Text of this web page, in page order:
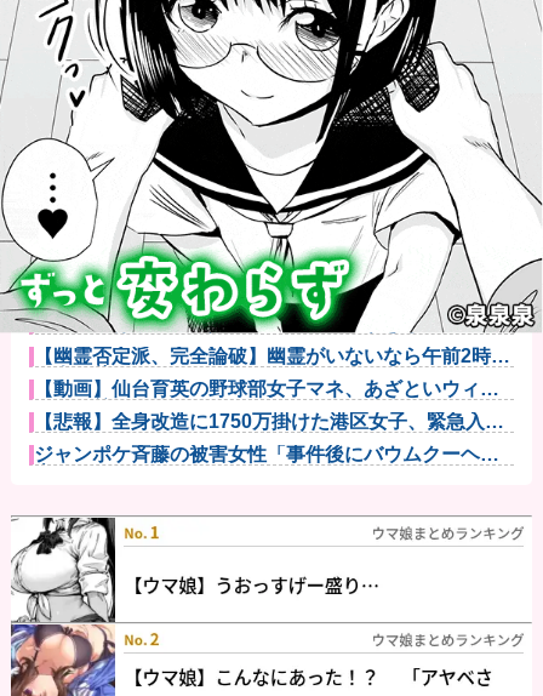
【衝撃】クルタ族虐 殺の犯人、ツェリードニヒで確
定！クロロの...
【動画】大阪府警に射殺されたオッサン、めちゃめち
ゃ苦しそうに...
町の弁当屋「申し訳ないが消費税1%になったらその分
商品代を値...
【悲報】大学生の頃に出会った小学生と結婚した男、
めちゃくちゃ...
【外国人採用アンケ】諮問機関「差別、非公開答申」
三重県「差別...
侍戦士、井端を酷評「選手との会話がほとんどなく意
思疎通が難し...
なんでみんなそんなに共産主義嫌なん？他
【これは荒れる】一般人には定年があるのに、国会議
員は何歳まで...
【画像】令和最新版のあのちゃん、可愛過ぎてワイら
にブッ刺さり...
ジャグラーやってる奴ってヤバいの多すぎじゃ
ね？？？他
【幽霊否定派、完全論破】幽霊がいないなら午前2時に
一人で墓石...
【動画】仙台育英の野球部女子マネ、あざといウィン
クでお前らの...
【悲報】全身改造に1750万掛けた港区女子、緊急入院
でNHK...
ジャンポケ斉藤の被害女性「事件後にバウムクーヘン